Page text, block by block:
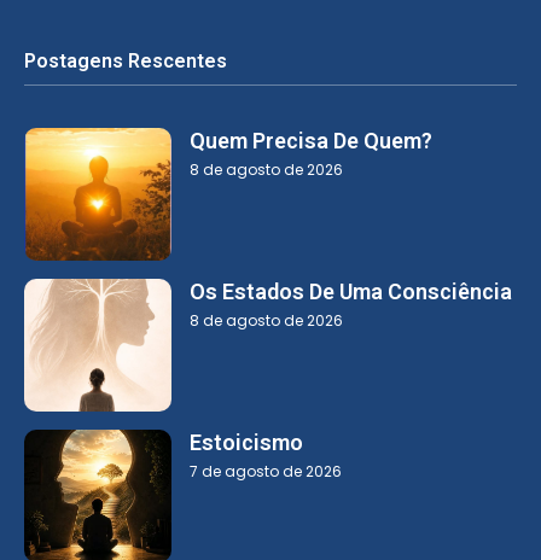
Postagens Rescentes
Quem Precisa De Quem?
8 de agosto de 2026
Os Estados De Uma Consciência
8 de agosto de 2026
Estoicismo
7 de agosto de 2026